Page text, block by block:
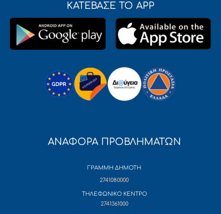
ΚΑΤΕΒΑΣΕ ΤΟ APP
ΑΝΑΦΟΡΑ ΠΡΟΒΛΗΜΑΤΩΝ
ΓΡΑΜΜΗ ΔΗΜΟΤΗ
2741080000
ΤΗΛΕΦΩΝΙΚΟ ΚΕΝΤΡΟ
2741361000